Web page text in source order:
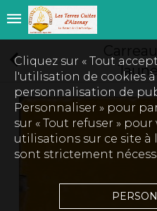
Cliquez sur « Tout
l'utilisation de cookies à
personnalisation de
Personnaliser » pour
sur « Tout refuser »
utilisations sur ce site à
sont strictement